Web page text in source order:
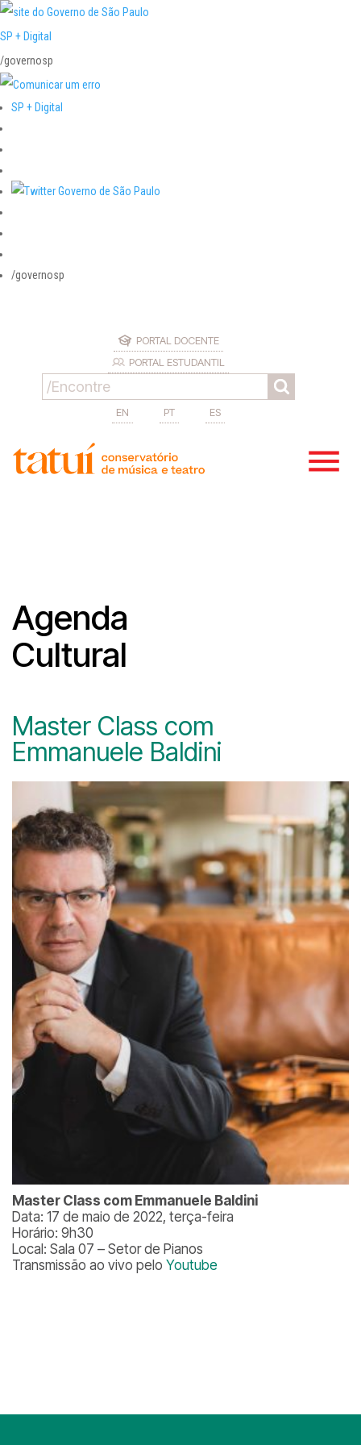
SP + Digital
/governosp
SP + Digital
/governosp
PORTAL DOCENTE
PORTAL ESTUDANTIL
EN PT ES
Agenda
Cultural
Master Class com
Emmanuele Baldini
Master Class com Emmanuele Baldini
Data: 17 de maio de 2022, terça-feira
Horário: 9h30
Local: Sala 07 – Setor de Pianos
Transmissão ao vivo pelo Youtube